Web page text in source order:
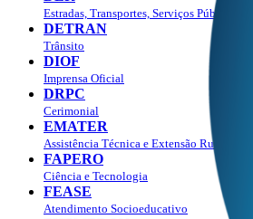
Estradas, Transportes, Serviços Públicos
DETRAN
Trânsito
DIOF
Imprensa Oficial
DRPC
Cerimonial
EMATER
Assistência Técnica e Extensão Rural
FAPERO
Ciência e Tecnologia
FEASE
Atendimento Socioeducativo